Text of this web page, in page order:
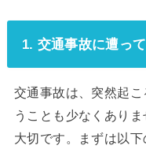
1. 交通事故に遭っ
交通事故は、突然起
うことも少なくあり
大切です。まずは以下